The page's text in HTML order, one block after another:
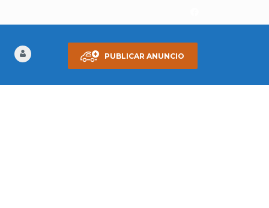
PUBLICAR ANUNCIO